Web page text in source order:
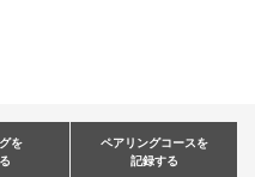
を
ペアリングコースを
記録する